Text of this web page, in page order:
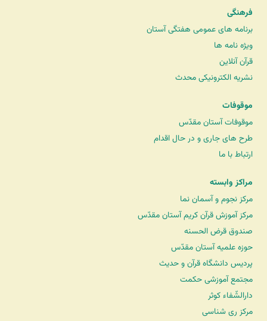
فرهنگی
برنامه های عمومی هفتگی آستان
ویژه نامه ها
قرآن آنلاین
نشریه الکترونیکی محدث
موقوفات
موقوفات آستان مقدّس
طرح های جاری و در حال اقدام
ارتباط با ما
مراکز وابسته
مرکز نجوم و آسمان نما
مرکز آموزش قرآن کریم آستان مقدّس
صندوق قرض الحسنه
حوزه علمیه آستان مقدّس
پردیس دانشگاه قرآن و حدیث
مجتمع آموزشی حکمت
دارالشّفاء کوثر
مرکز ری شناسی